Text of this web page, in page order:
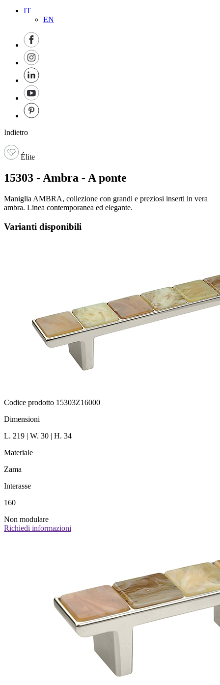
IT
EN
Indietro
Élite
15303 - Ambra - A ponte
Maniglia AMBRA, collezione con grandi e preziosi inserti in vera
ambra. Linea contemporanea ed elegante.
Varianti disponibili
Codice prodotto 15303Z16000
Dimensioni
L. 219 | W. 30 | H. 34
Materiale
Zama
Interasse
160
Non modulare
Richiedi informazioni